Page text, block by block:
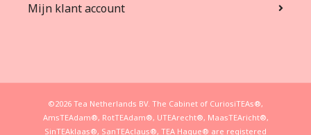
Mijn klant account
©2026 Tea Netherlands BV. The Cabinet of CuriosiTEAs®,
AmsTEAdam®, RotTEAdam®, UTEArecht®, MaasTEAricht®,
SinTEAklaas®, SanTEAclaus®, TEA Hague® are registered